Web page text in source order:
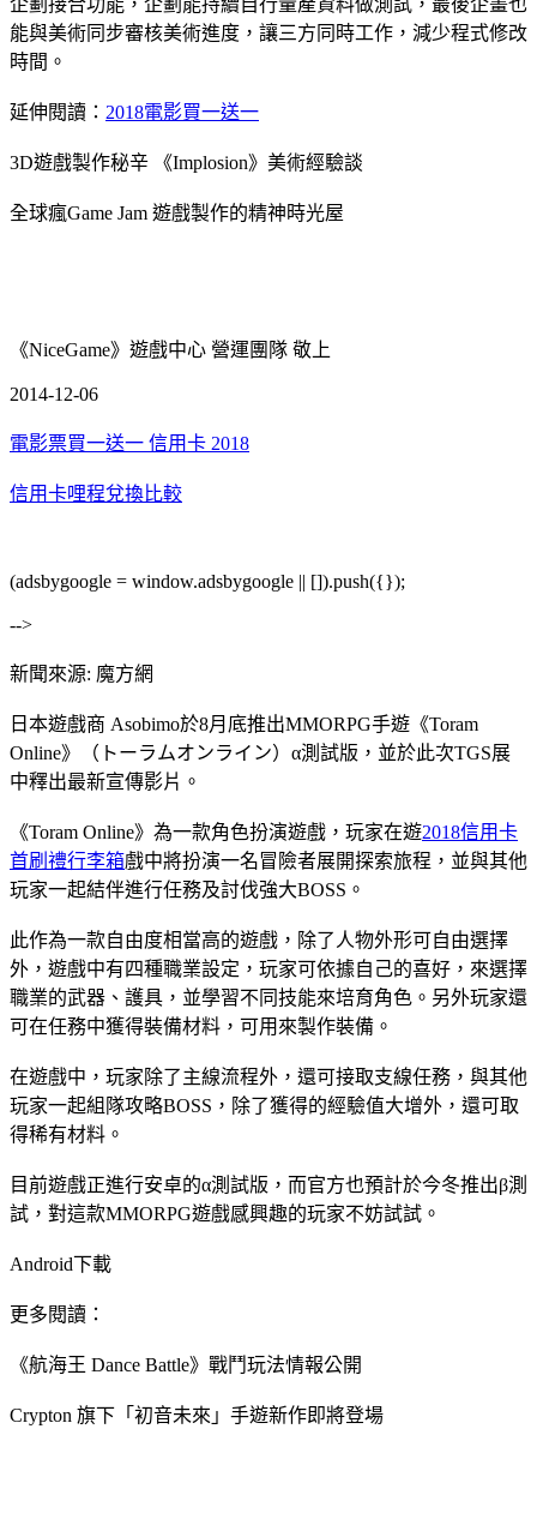
能與美術同步審核美術進度，讓三方同時工作，減少程式修改
時間。
延伸閱讀： 2018電影買一送一
3D遊戲製作秘辛 《Implosion》美術經驗談
全球瘋Game Jam 遊戲製作的精神時光屋
《NiceGame》遊戲中心 營運團隊 敬上
2014-12-06
電影票買一送一 信用卡 2018
信用卡哩程兌換比較
(adsbygoogle = window.adsbygoogle || []).push({});
-->
新聞來源: 魔方網
日本遊戲商 Asobimo於8月底推出MMORPG手遊《Toram
Online》（トーラムオンライン）α測試版，並於此次TGS展
中釋出最新宣傳影片。
《Toram Online》為一款角色扮演遊戲，玩家在遊2018信用卡
首刷禮行李箱戲中將扮演一名冒險者展開探索旅程，並與其他
玩家一起結伴進行任務及討伐強大BOSS。
此作為一款自由度相當高的遊戲，除了人物外形可自由選擇
外，遊戲中有四種職業設定，玩家可依據自己的喜好，來選擇
職業的武器、護具，並學習不同技能來培育角色。另外玩家還
可在任務中獲得裝備材料，可用來製作裝備。
在遊戲中，玩家除了主線流程外，還可接取支線任務，與其他
玩家一起組隊攻略BOSS，除了獲得的經驗值大增外，還可取
得稀有材料。
目前遊戲正進行安卓的α測試版，而官方也預計於今冬推出β測
試，對這款MMORPG遊戲感興趣的玩家不妨試試。
Android下載
更多閱讀：
《航海王 Dance Battle》戰鬥玩法情報公開
Crypton 旗下「初音未來」手遊新作即將登場